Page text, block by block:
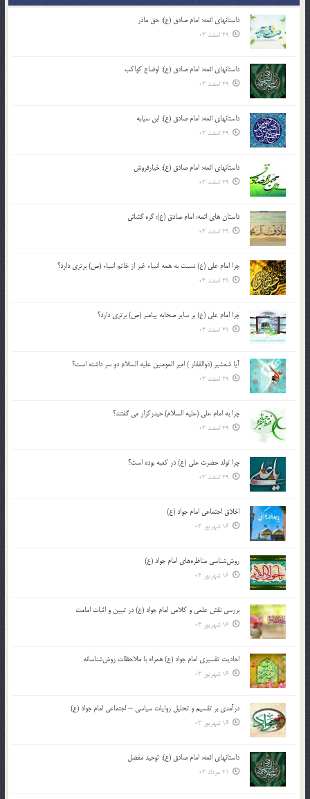
داستانهای ائمه: امام صادق (ع): حق مادر
29 اسفند 03
داستانهای ائمه: امام صادق (ع): اوضاع کواکب
29 اسفند 03
داستانهای ائمه: امام صادق (ع): ابن سیابه
29 اسفند 03
داستانهای ائمه: امام صادق (ع): خیارفروش
29 اسفند 03
داستان های ائمه: امام صادق (ع): گره گشائی
29 اسفند 03
چرا امام علی (ع) نسبت به همه انبیاء غیر از خاتم انبیاء (ص) برتری دارد؟
29 اسفند 03
چرا امام علی (ع) بر سایر صحابه پیامبر (ص) برتری دارد؟
29 اسفند 03
آیا شمشیر (ذوالفقار ) امیر المومنین علیه السلام دو سر داشته است؟
29 اسفند 03
چرا به امام علی (علیه السلام) حیدرکرار می گفتند؟
29 اسفند 03
چرا تولد حضرت علی (ع) در کعبه بوده است؟
29 اسفند 03
اخلاق اجتماعی امام جواد (ع)
16 شهریور 03
روش‌شناسی مناظره‌های امام جواد (ع)
16 شهریور 03
بررسی نقش علمی و کلامی امام جواد (ع) در تبیین و اثبات امامت
16 شهریور 03
احادیث تفسیری امام جواد (ع) همراه با ملاحظات روش‌شناسانه
16 شهریور 03
درآمدی بر تقسیم و تحلیل روایات سیاسی – اجتماعی امام جواد (ع)
16 شهریور 03
داستانهای ائمه: امام صادق (ع): توحید مفضل
21 مرداد 03